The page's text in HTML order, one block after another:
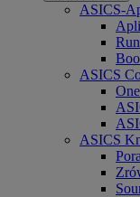
ASICS-
ASICS
ASICS